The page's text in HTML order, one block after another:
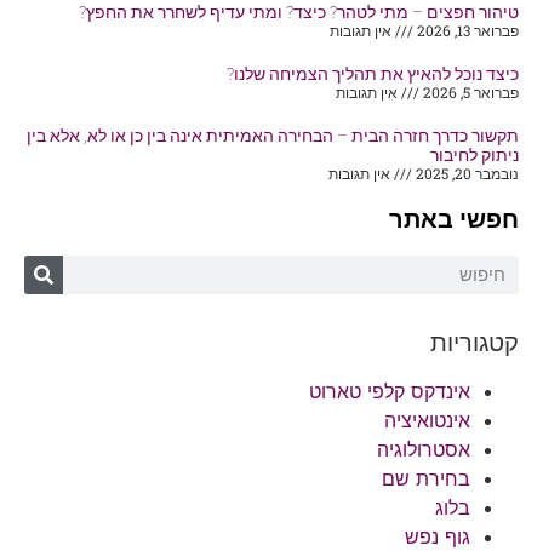
טיהור חפצים – מתי לטהר? כיצד? ומתי עדיף לשחרר את החפץ?
פברואר 13, 2026
אין תגובות
כיצד נוכל להאיץ את תהליך הצמיחה שלנו?
פברואר 5, 2026
אין תגובות
תקשור כדרך חזרה הבית – הבחירה האמיתית אינה בין כן או לא, אלא בין
ניתוק לחיבור
נובמבר 20, 2025
אין תגובות
חפשי באתר
קטגוריות
אינדקס קלפי טארוט
אינטואיציה
אסטרולוגיה
בחירת שם
בלוג
גוף נפש